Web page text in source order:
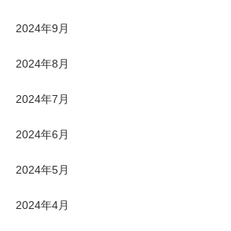
2024年9月
2024年8月
2024年7月
2024年6月
2024年5月
2024年4月